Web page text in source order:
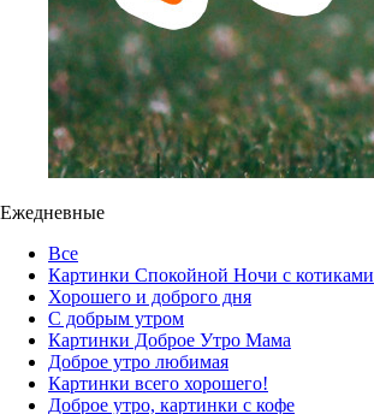
Ежедневные
Все
Картинки Спокойной Ночи с котиками
Хорошего и доброго дня
С добрым утром
Картинки Доброе Утро Мама
Доброе утро любимая
Картинки всего хорошего!
Доброе утро, картинки с кофе